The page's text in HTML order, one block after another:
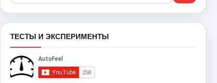
ТЕСТЫ И ЭКСПЕРИМЕНТЫ